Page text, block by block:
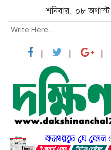
শনিবার, ০৮